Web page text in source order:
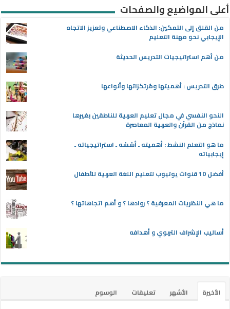
أعلى المواضيع والصفحات
من القلق إلى التمكين: الذكاء الاصطناعي وتعزيز الاتجاه
الإيجابي نحو مهنة التعليم
من أهم استراتيجيات التدريس الحديثة
طرق التدريس : أهميتها ومُرتكزاتها وأنواعها
النحو النفسي في مجال تعليم العربية للناطقين بغيرها
نماذج من القرآن والعربية المعاصرة
ما هو التعلم النشط : أهميته ـ أسُسُه ـ استراتيجياته ـ
إيجابياته
أفضل 10 قنوات يوتيوب لتعليم اللغة العربية للأطفال
ما هي النظريات المعرفية ؟ روادها ؟ و أهم اتجاهاتها ؟
أساليب الإشراف التربوي و أهدافه
الأخيرة الأشهر تعليقات
الوسوم